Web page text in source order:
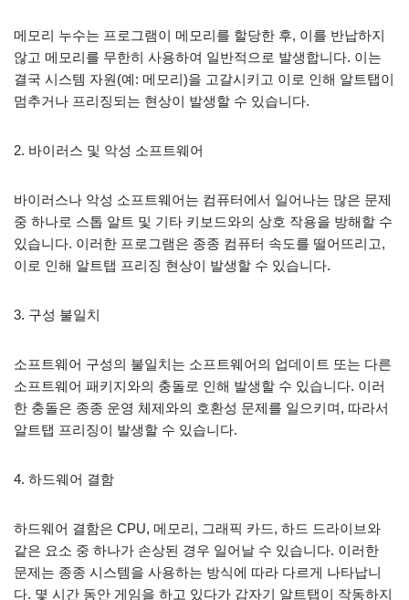
메모리 누수는 프로그램이 메모리를 할당한 후, 이를 반납하지
않고 메모리를 무한히 사용하여 일반적으로 발생합니다. 이는
결국 시스템 자원(예: 메모리)을 고갈시키고 이로 인해 알트탭이
멈추거나 프리징되는 현상이 발생할 수 있습니다.
2. 바이러스 및 악성 소프트웨어
바이러스나 악성 소프트웨어는 컴퓨터에서 일어나는 많은 문제
중 하나로 스톱 알트 및 기타 키보드와의 상호 작용을 방해할 수
있습니다. 이러한 프로그램은 종종 컴퓨터 속도를 떨어뜨리고,
이로 인해 알트탭 프리징 현상이 발생할 수 있습니다.
3. 구성 불일치
소프트웨어 구성의 불일치는 소프트웨어의 업데이트 또는 다른
소프트웨어 패키지와의 충돌로 인해 발생할 수 있습니다. 이러
한 충돌은 종종 운영 체제와의 호환성 문제를 일으키며, 따라서
알트탭 프리징이 발생할 수 있습니다.
4. 하드웨어 결함
하드웨어 결함은 CPU, 메모리, 그래픽 카드, 하드 드라이브와
같은 요소 중 하나가 손상된 경우 일어날 수 있습니다. 이러한
문제는 종종 시스템을 사용하는 방식에 따라 다르게 나타납니
다. 몇 시간 동안 게임을 하고 있다가 갑자기 알트탭이 작동하지